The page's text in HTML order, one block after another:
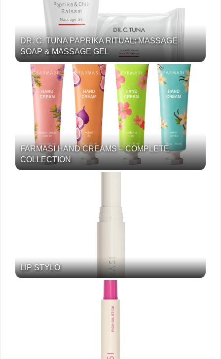
DR. C. TUNA PAPRIKA RITUAL: MASSAGE
SOAP & MASSAGE GEL
FARMASI HAND CREAMS – COMPLETE
COLLECTION
LIP STYLO